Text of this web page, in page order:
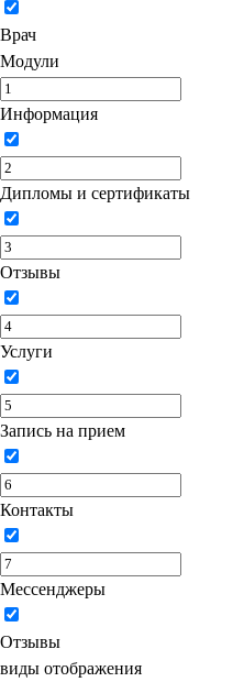
Врач
Модули
Информация
Дипломы и сертификаты
Отзывы
Услуги
Запись на прием
Контакты
Мессенджеры
Отзывы
виды отображения